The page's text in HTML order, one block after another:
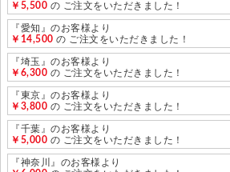
￥5,500 の ご注文をいただきました！
『愛知』のお客様より
￥14,500 の ご注文をいただきました！
『埼玉』のお客様より
￥6,300 の ご注文をいただきました！
『東京』のお客様より
￥3,800 の ご注文をいただきました！
『千葉』のお客様より
￥5,000 の ご注文をいただきました！
『神奈川』のお客様より